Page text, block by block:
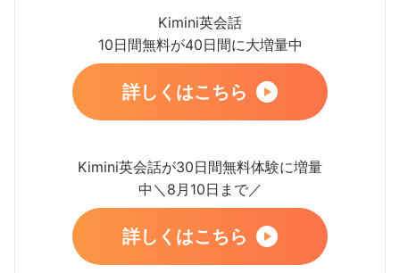
Kimini英会話
10日間無料が40日間に大増量中
詳しくはこちら
Kimini英会話が30日間無料体験に増量
中＼8月10日まで／
詳しくはこちら